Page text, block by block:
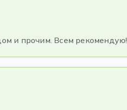
и прочим. Всем рекомендую!